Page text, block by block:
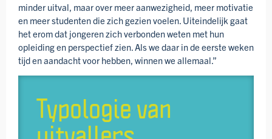
minder uitval, maar over meer aanwezigheid, meer motivatie
en meer studenten die zich gezien voelen. Uit­eindelijk gaat
het erom dat jongeren zich verbonden weten met hun
opleiding en perspectief zien. Als we daar in de eerste weken
tijd en aandacht voor hebben, winnen we allemaal.”
Typologie van